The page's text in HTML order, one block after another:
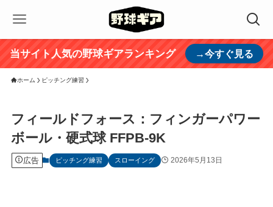
当サイト人気の野球ギアランキング →今すぐ見る
ホーム ピッチング練習
フィールドフォース：フィンガーパワー
ボール・硬式球 FFPB-9K
広告 ピッチング練習 スローイング 2026年5月13日